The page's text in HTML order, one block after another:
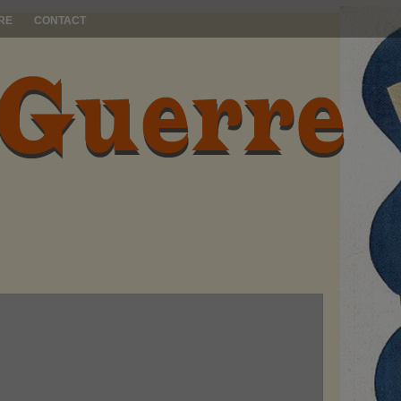
CONTACT